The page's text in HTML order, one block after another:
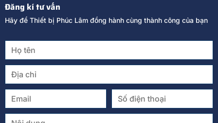
Đăng kí tư vấn
Hãy để Thiết bị Phúc Lâm đồng hành cùng thành công của bạn